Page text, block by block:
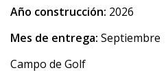
Año construcción: 2026
Mes de entrega: Septiembre
Campo de Golf